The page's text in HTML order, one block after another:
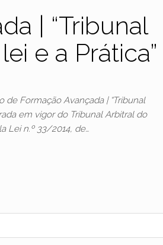
| “Tribunal
e a Prática”
Formação Avançada | “Tribunal
em vigor do Tribunal Arbitral do
Lei n.º 33/2014, de…